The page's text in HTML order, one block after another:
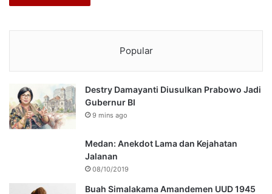
Popular
Destry Damayanti Diusulkan Prabowo Jadi
Gubernur BI
9 mins ago
Medan: Anekdot Lama dan Kejahatan
Jalanan
08/10/2019
Buah Simalakama Amandemen UUD 1945